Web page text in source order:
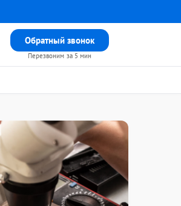
Обратный звонок
Перезвоним за 5 мин